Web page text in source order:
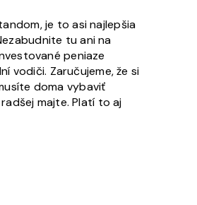
je to asi najlepšia
tu ani na
peniaze
vodiči. Zaručujeme, že si
doma vybaviť
majte. Platí to aj